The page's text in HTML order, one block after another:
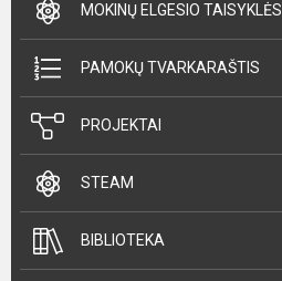
MOKINŲ ELGESIO TAISYKLĖS
PAMOKŲ TVARKARAŠTIS
PROJEKTAI
STEAM
BIBLIOTEKA